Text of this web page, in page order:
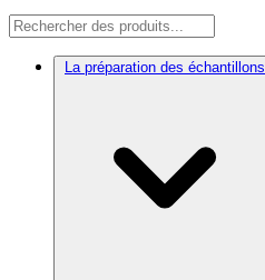
La préparation des échantillons